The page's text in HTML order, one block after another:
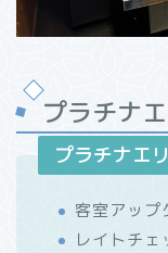
プラチナ
プラチナエ
客室アッ
レイトチ